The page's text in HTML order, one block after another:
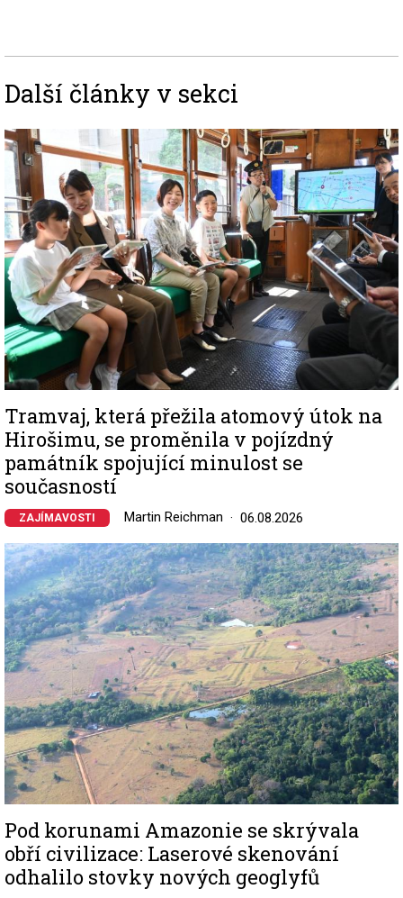
Další články v sekci
Image
Tramvaj, která přežila atomový útok na
Hirošimu, se proměnila v pojízdný
památník spojující minulost se
současností
ZAJÍMAVOSTI Martin Reichman 06.08.2026
Image
Pod korunami Amazonie se skrývala
obří civilizace: Laserové skenování
odhalilo stovky nových geoglyfů